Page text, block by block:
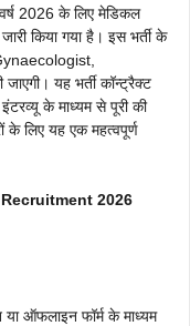
2026 के लिए मेडिकल
किया गया है। इस भर्ती के
यह भर्ती कॉन्ट्रैक्ट
के माध्यम से पूरी की
के लिए यह एक महत्वपूर्ण
2026
ऑफलाइन फॉर्म के माध्यम